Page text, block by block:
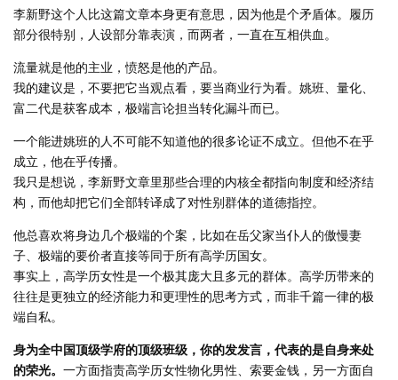
李新野这个人比这篇文章本身更有意思，因为他是个矛盾体。履历
部分很特别，人设部分靠表演，而两者，一直在互相供血。
流量就是他的主业，愤怒是他的产品。
我的建议是，不要把它当观点看，要当商业行为看。姚班、量化、
富二代是获客成本，极端言论担当转化漏斗而已。
一个能进姚班的人不可能不知道他的很多论证不成立。但他不在乎
成立，他在乎传播。
我只是想说，李新野文章里那些合理的内核全都指向制度和经济结
构，而他却把它们全部转译成了对性别群体的道德指控。
他总喜欢将身边几个极端的个案，比如在岳父家当仆人的傲慢妻
子、极端的要价者直接等同于所有高学历国女。
事实上，高学历女性是一个极其庞大且多元的群体。高学历带来的
往往是更独立的经济能力和更理性的思考方式，而非千篇一律的极
端自私。
身为全中国顶级学府的顶级班级，你的发发言，代表的是自身来处
的荣光。 一方面指责高学历女性物化男性、索要金钱，另一方面自